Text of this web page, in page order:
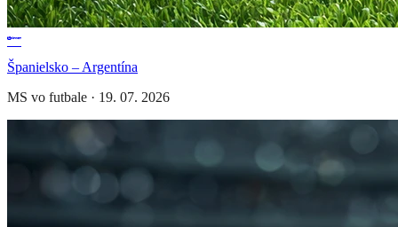
Španielsko – Argentína
MS vo futbale · 19. 07. 2026